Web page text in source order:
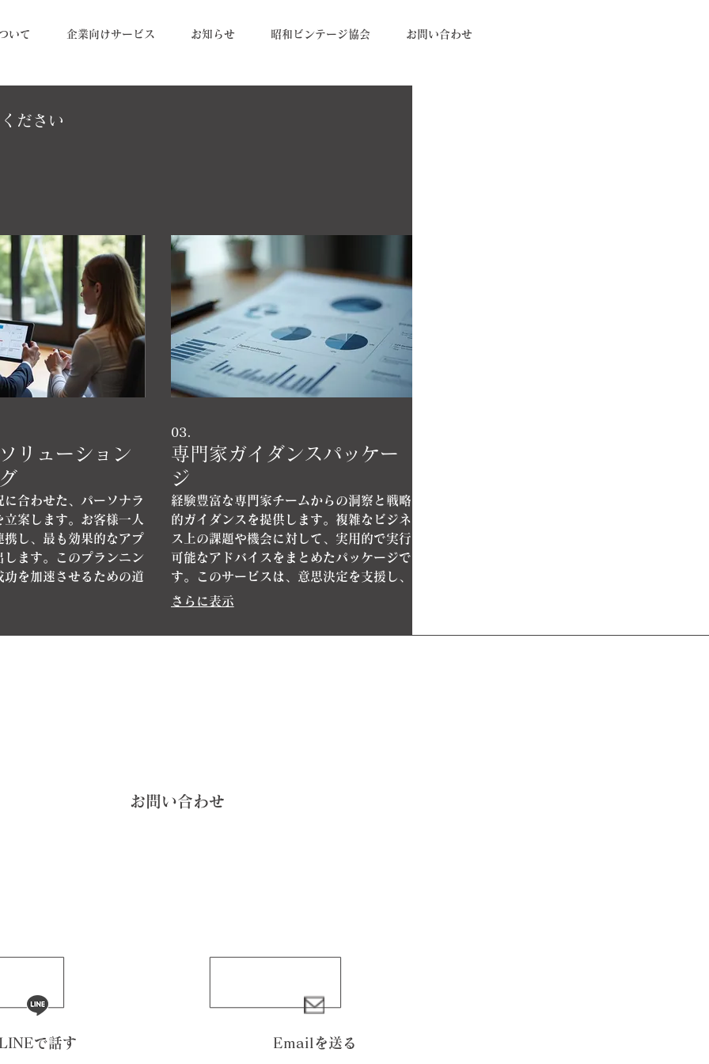
いて 企業向けサービス お知らせ 昭和ビンテージ協会 お問い合わせ
ださい
リューション
合わせた、パーソナラ
案します。お客様一人
携し、最も効果的なアプ
します。このプランニン
功を加速させるための道
03.
専門家ガイダンスパッケー
ジ
経験豊富な専門家チームからの洞察と戦略
的ガイダンスを提供します。複雑なビジネ
ス上の課題や機会に対して、実用的で実行
可能なアドバイスをまとめたパッケージで
す。このサービスは、意思決定を支援し、
より良い結果を導くために設計されていま
さらに表示
お問い合わせ
で話す Emailを送る